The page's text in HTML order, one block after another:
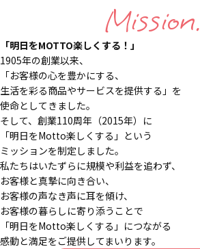
Mission.
「明日をMOTTO楽しくする！」
1905年の創業以来、
「お客様の心を豊かにする、
生活を彩る商品やサービスを提供する」を
使命としてきました。
そして、創業110周年（2015年）に
「明日をMotto楽しくする」という
ミッションを制定しました。
私たちはいたずらに規模や利益を追わず、
お客様と真摯に向き合い、
お客様の声なき声に耳を傾け、
お客様の暮らしに寄り添うことで
「明日をMotto楽しくする」につながる
感動と満足をご提供してまいります。